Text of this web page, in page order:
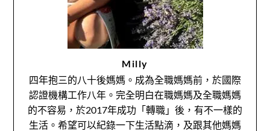
Milly
四年抱三的八十後媽媽。成為全職媽媽前，於國際
認證機構工作八年。完全明白在職媽媽及全職媽媽
的不容易，於2017年成功「轉職」後，有不一樣的
生活。希望可以紀錄一下生活點滴，及跟其他媽媽